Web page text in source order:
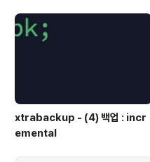
xtrabackup - (4) 백업 : incr
emental